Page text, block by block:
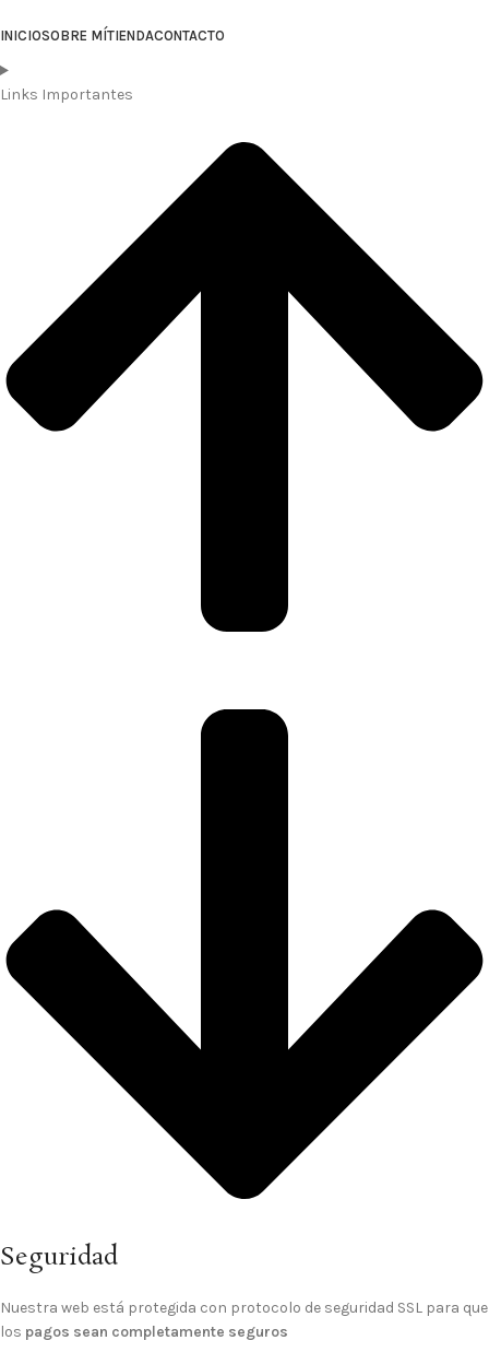
INICIOSOBRE MÍTIENDACONTACTO
Links Importantes
Seguridad
Nuestra web está protegida con protocolo de seguridad SSL para que
los pagos sean completamente seguros